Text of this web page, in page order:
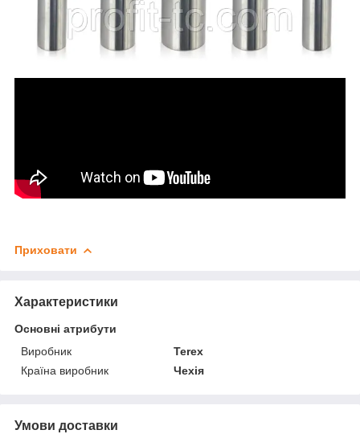
Приховати
Характеристики
Основні атрибути
Виробник
Terex
Країна виробник
Чехія
Умови доставки